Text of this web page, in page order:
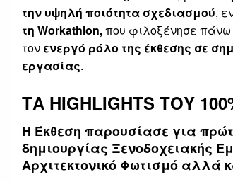
την υψηλή ποιότητα σχεδιασμού,
τη Workathlon,που φιλοξένησε πάνω
τον ενεργό ρόλο της έκθεσης σε
εργασίας.
ΤΑ HIGHLIGHTS ΤΟΥ
Η Έκθεση παρουσίασε για
δημιουργίας Ξενοδοχειακής
Αρχιτεκτονικό Φωτισμό αλλά